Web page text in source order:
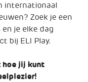
internationaal
Zoek je een
je elke dag
bij ELI Play.
hoe jij kunt